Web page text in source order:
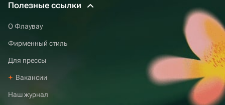
Полезные ссылки
О Флаувау
Фирменный стиль
Для прессы
Вакансии
Наш журнал